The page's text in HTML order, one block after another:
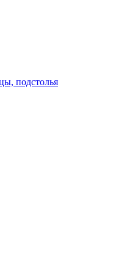
подстолья